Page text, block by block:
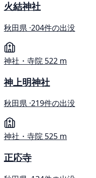
火結神社
秋田県 ·204件の出没
神社・寺院 522 m
神上明神社
秋田県 ·219件の出没
神社・寺院 525 m
正応寺